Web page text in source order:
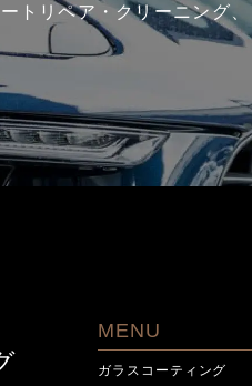
トリペア・クリーニング
MENU
ガラスコーティング